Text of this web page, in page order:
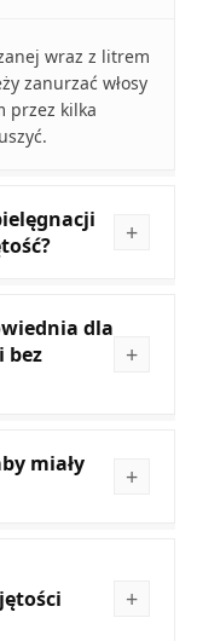
wraz z litrem
zanurzać włosy
przez kilka
dla
bez
miały